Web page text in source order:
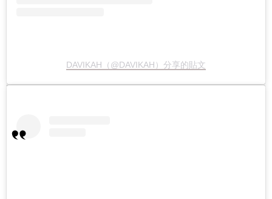
DAVIKAH（@DAVIKAH）分享的貼文